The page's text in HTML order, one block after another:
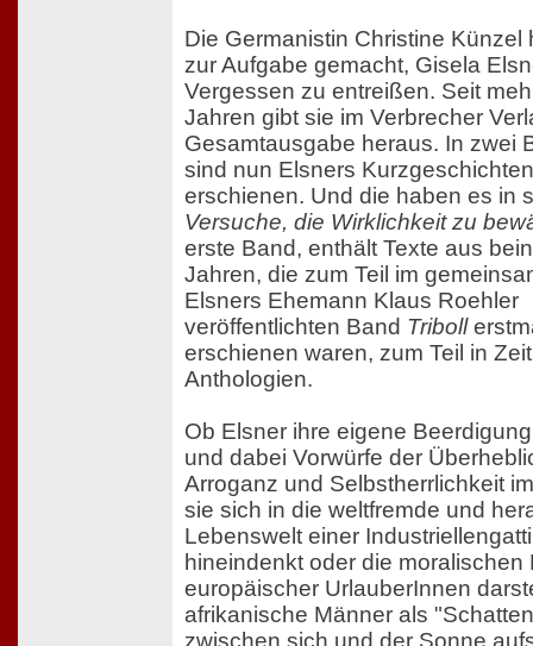
Die Germanistin Christine Künzel
zur Aufgabe gemacht, Gisela
Vergessen zu entreißen. Seit
Jahren gibt sie im Verbrecher
Gesamtausgabe heraus. In zwei
sind nun Elsners Kurzgeschichten
erschienen. Und die haben es in
Versuche, die Wirklichkeit zu
erste Band, enthält Texte aus
Jahren, die zum Teil im
Elsners Ehemann Klaus Roehler
veröffentlichten Band Triboll
erschienen waren, zum Teil in
Anthologien.
Ob Elsner ihre eigene
und dabei Vorwürfe der
Arroganz und Selbstherrlichkeit
sie sich in die weltfremde und
Lebenswelt einer
hineindenkt oder die moralischen
europäischer UrlauberInnen
afrikanische Männer als
zwischen sich und der Sonne